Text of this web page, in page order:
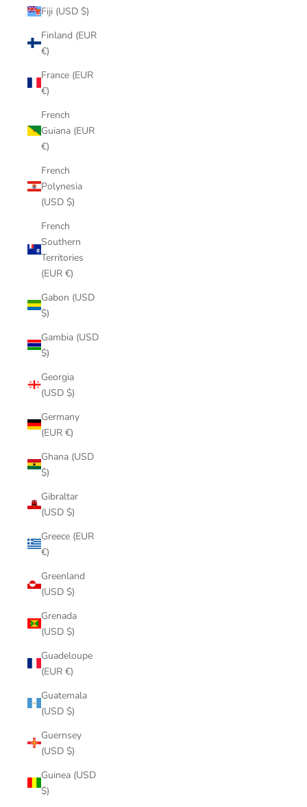
Fiji (USD $)
Finland (EUR
€)
France (EUR
€)
French
Guiana (EUR
€)
French
Polynesia
(USD $)
French
Southern
Territories
(EUR €)
Gabon (USD
$)
Gambia (USD
$)
Georgia
(USD $)
Germany
(EUR €)
Ghana (USD
$)
Gibraltar
(USD $)
Greece (EUR
€)
Greenland
(USD $)
Grenada
(USD $)
Guadeloupe
(EUR €)
Guatemala
(USD $)
Guernsey
(USD $)
Guinea (USD
$)